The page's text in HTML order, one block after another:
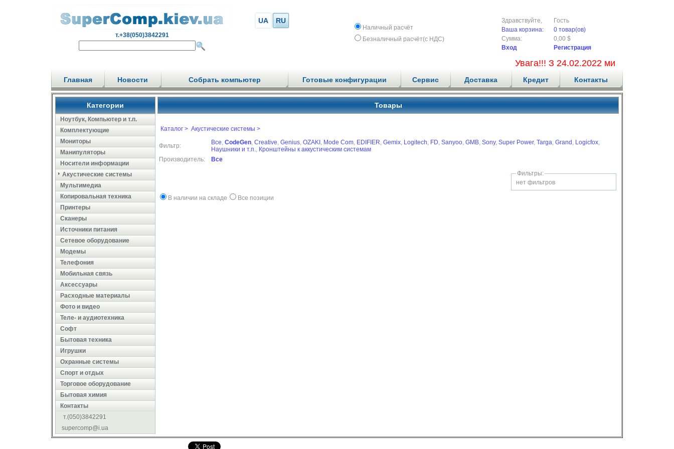
т.+38(050)3842291
UA RU
Наличный расчёт
Безналичный расчёт(с НДС)
Здравствуйте,
Гость
Ваша корзина:
0 товар(ов)
Сумма:
0,00 $
Вход
Регистрация
Увага!!! З 24.02.2022 ми не приймаємо
Главная Новости Собрать компьютер Готовые конфигурации Сервис Доставка Кредит Контакты
Категории
Ноутбук, Компьютер и т.п.
Комплектующие
Мониторы
Манипуляторы
Носители информации
Акустические системы
Мультимедиа
Копировальная техника
Принтеры
Сканеры
Источники питания
Сетевое оборудование
Модемы
Телефония
Мобильная связь
Аксессуары
Расходные материалы
Фото и видео
Теле- и аудиотехника
Софт
Бытовая техника
Игрушки
Охранные системы
Cпорт и отдых
Торговое оборудование
Бытовая химия
Контакты
т.(050)3842291
supercomp@i.ua
Товары
Каталог > Акустические системы >
Фильтр: Все, CodeGen, Creative, Genius, OZAKI , Mode Com, EDIFIER, Gemix, Logitech, FD, Sanyoo, GMB, Sony, Super Power, Targa, Grand , Logicfox,
Наушники и т.п., Кронштейны к аккустическим системам
Производитель:
Все
Фильтры:
нет фильтров
В наличии на складе Все позиции